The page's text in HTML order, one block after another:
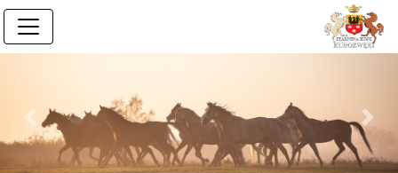
Previous Next